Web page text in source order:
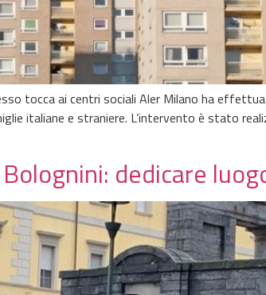
tocca ai centri sociali Aler Milano ha
italiane e straniere. L’intervento è stato
dedicare